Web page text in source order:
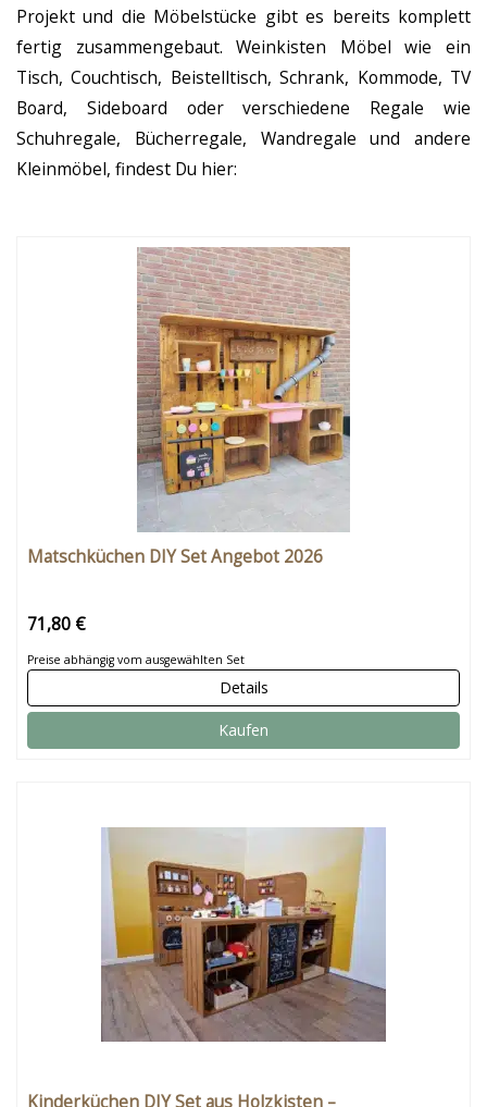
Projekt und die Möbelstücke gibt es bereits komplett
fertig zusammengebaut. Weinkisten Möbel wie ein
Tisch, Couchtisch, Beistelltisch, Schrank, Kommode, TV
Board, Sideboard oder verschiedene Regale wie
Schuhregale, Bücherregale, Wandregale und andere
Kleinmöbel, findest Du hier:
Matschküchen DIY Set Angebot 2026
71,80 €
Preise abhängig vom ausgewählten Set
Details
Kaufen